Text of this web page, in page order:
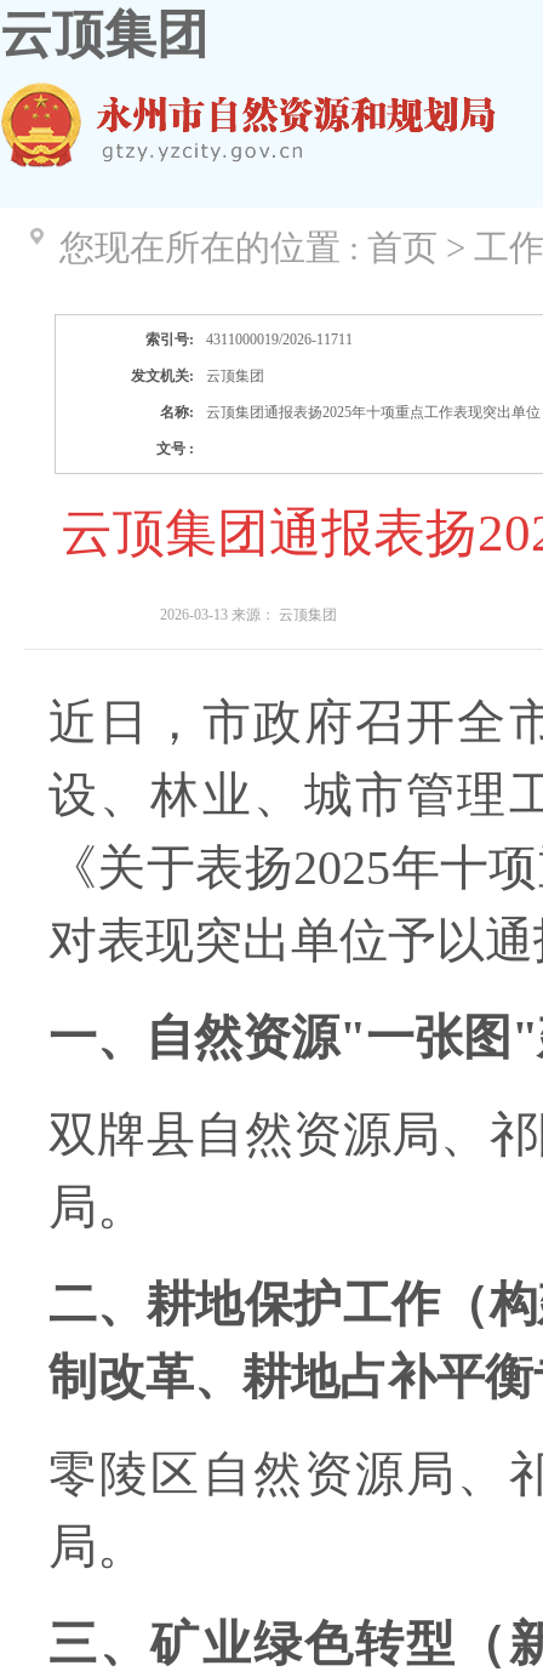
云顶集团
您现在所在的位置 : 首页 > 工
索引号: 4311000019/2026-11711
发文机关: 云顶集团
名称: 云顶集团通报表扬2025年十项重点工作表现突出单位
文号 :
云顶集团通报表扬
2026-03-13 来源： 云顶集团
近日，市政府召开全
设、林业、城市管理
《关于表扬2025年十
对表现突出单位予以
一、自然资源"一张图
双牌县自然资源局、
局。
二、耕地保护工作（
制改革、耕地占补平
零陵区自然资源局、
局。
三、矿业绿色转型（